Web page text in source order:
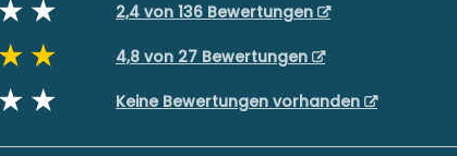
2,4 von 136 Bewertungen
4,8 von 27 Bewertungen
Keine Bewertungen vorhanden